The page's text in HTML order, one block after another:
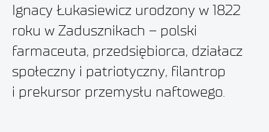
Ignacy Łukasiewicz urodzony w 1822
roku w Zadusznikach – polski
farmaceuta, przedsiębiorca, działacz
społeczny i patriotyczny, filantrop
i prekursor przemysłu naftowego.